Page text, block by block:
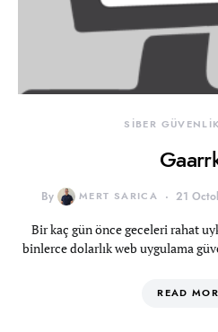
SİBER GÜVENLİK
By MERT SARICA 21
Bir kaç gün önce geceleri rahat
binlerce dolarlık web uygulama
READ